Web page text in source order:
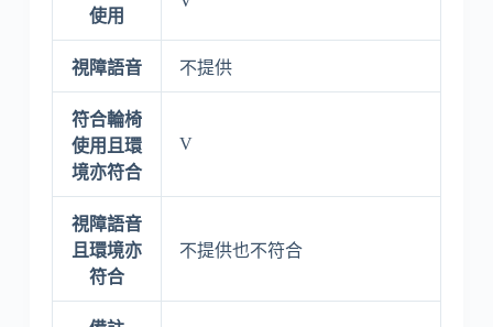
使用
視障語音 不提供
符合輪椅
使用且環
境亦符合
V
視障語音
且環境亦
符合
不提供也不符合